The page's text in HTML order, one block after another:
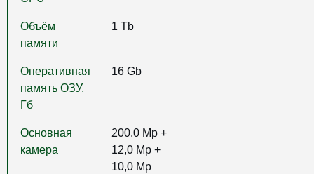
Объём
памяти
1 Tb
Оперативная
память ОЗУ,
Гб
16 Gb
Основная
камера
200,0 Mp +
12,0 Mp +
10,0 Mp